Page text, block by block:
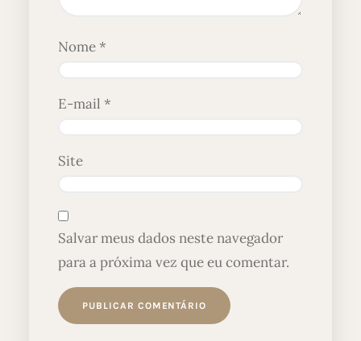
Nome*
E-mail *
Site
Salvar meus dados neste navegador
para a próxima vez que eu comentar.